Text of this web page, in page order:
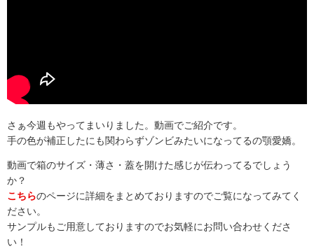
さぁ今週もやってまいりました。動画でご紹介です。
手の色が補正したにも関わらずゾンビみたいになってるの顎愛嬌。
動画で箱のサイズ・薄さ・蓋を開けた感じが伝わってるでしょう
か？
こちらのページに詳細をまとめておりますのでご覧になってみてく
ださい。
サンプルもご用意しておりますのでお気軽にお問い合わせくださ
い！